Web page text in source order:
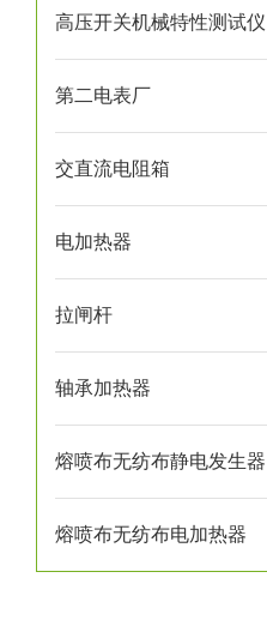
高压开关机械特性测试仪
第二电表厂
交直流电阻箱
电加热器
拉闸杆
轴承加热器
熔喷布无纺布静电发生器
熔喷布无纺布电加热器